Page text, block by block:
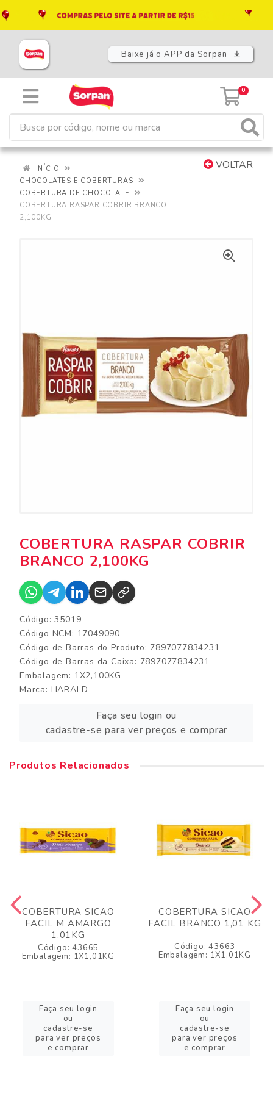
Baixe já o APP da Sorpan
0
VOLTAR
INÍCIO
CHOCOLATES E COBERTURAS
COBERTURA DE CHOCOLATE
COBERTURA RASPAR COBRIR BRANCO
2,100KG
COBERTURA RASPAR COBRIR
BRANCO 2,100KG
Código: 35019
Código NCM: 17049090
Código de Barras do Produto: 7897077834231
Código de Barras da Caixa: 7897077834231
Embalagem: 1X2,100KG
Marca: HARALD
Faça seu login ou
cadastre-se para ver preços e comprar
Produtos Relacionados
COBERTURA SICAO
FACIL M AMARGO
1,01KG
Código: 43665
Embalagem: 1X1,01KG
Faça seu login
ou
cadastre-se
para ver preços
e comprar
COBERTURA SICAO
FACIL BRANCO 1,01 KG
Código: 43663
Embalagem: 1X1,01KG
Faça seu login
ou
cadastre-se
para ver preços
e comprar